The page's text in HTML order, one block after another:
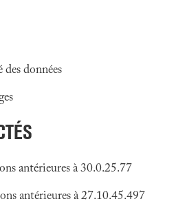
données
antérieures à 30.0.25.77
antérieures à 27.10.45.497